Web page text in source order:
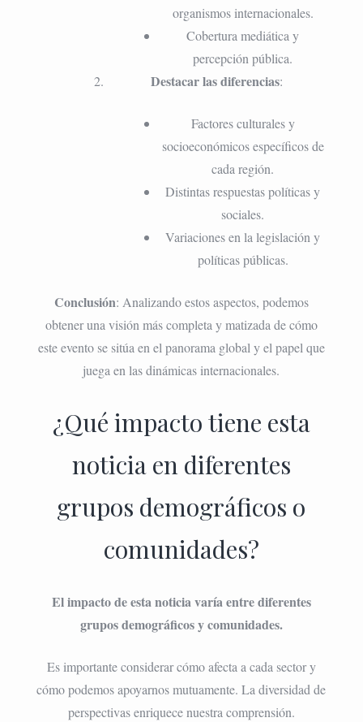
organismos internacionales.
Cobertura mediática y
percepción pública.
Destacar las diferencias:
Factores culturales y
socioeconómicos específicos de
cada región.
Distintas respuestas políticas y
sociales.
Variaciones en la legislación y
políticas públicas.
Conclusión: Analizando estos aspectos, podemos
obtener una visión más completa y matizada de cómo
este evento se sitúa en el panorama global y el papel que
juega en las dinámicas internacionales.
¿Qué impacto tiene esta
noticia en diferentes
grupos demográficos o
comunidades?
El impacto de esta noticia varía entre diferentes
grupos demográficos y comunidades.
Es importante considerar cómo afecta a cada sector y
cómo podemos apoyarnos mutuamente. La diversidad de
perspectivas enriquece nuestra comprensión.